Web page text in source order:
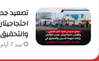
تصعيد
منذ 7 أيام